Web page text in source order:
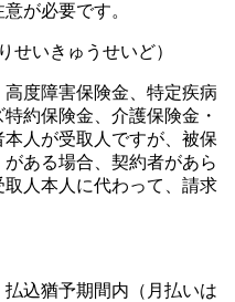
が必要です。
せいきゅうせいど）
度障害保険金、特定疾病
約保険金、介護保険金・
人が受取人ですが、被保
ある場合、契約者があら
人本人に代わって、請求
込猶予期間内（月払いは